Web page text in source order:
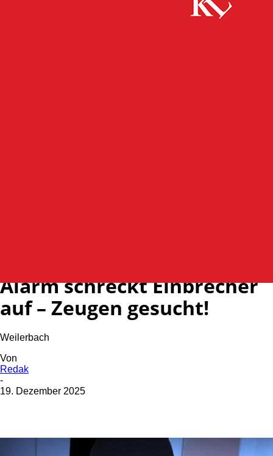
Alarm schreckt Einbrecher
auf – Zeugen gesucht!
Weilerbach
Von
Redak
-
19. Dezember 2025